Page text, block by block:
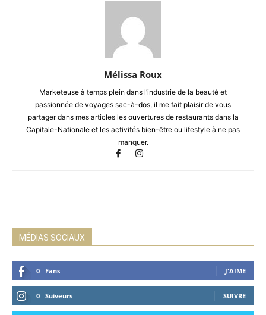
Mélissa Roux
Marketeuse à temps plein dans l’industrie de la beauté et
passionnée de voyages sac-à-dos, il me fait plaisir de vous
partager dans mes articles les ouvertures de restaurants dans la
Capitale-Nationale et les activités bien-être ou lifestyle à ne pas
manquer.
MÉDIAS SOCIAUX
0 Fans J'AIME
0 Suiveurs SUIVRE